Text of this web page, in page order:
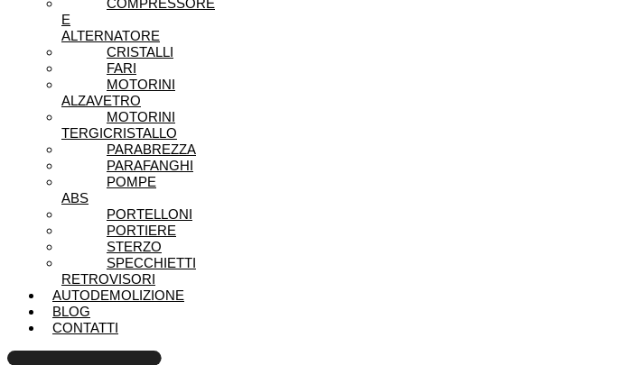
COMPRESSORE
E
ALTERNATORE
CRISTALLI
FARI
MOTORINI
ALZAVETRO
MOTORINI
TERGICRISTALLO
PARABREZZA
PARAFANGHI
POMPE
ABS
PORTELLONI
PORTIERE
STERZO
SPECCHIETTI
RETROVISORI
AUTODEMOLIZIONE
BLOG
CONTATTI